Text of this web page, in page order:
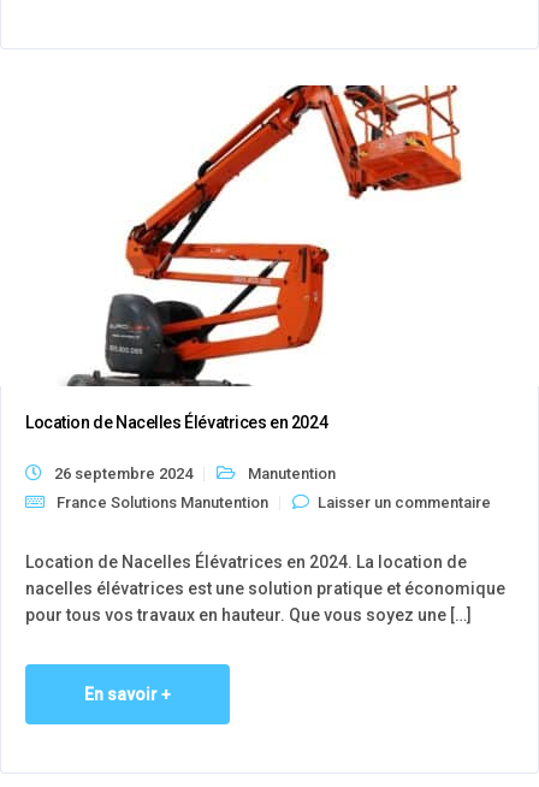
Location de Nacelles Élévatrices en 2024
26 septembre 2024
Manutention
France Solutions Manutention
Laisser un commentaire
Location de Nacelles Élévatrices en 2024. La location de
nacelles élévatrices est une solution pratique et économique
pour tous vos travaux en hauteur. Que vous soyez une […]
En savoir +